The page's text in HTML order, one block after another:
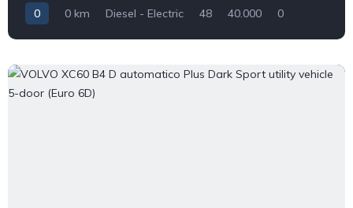
0 0 km Diesel - Electric 48 40.000 0